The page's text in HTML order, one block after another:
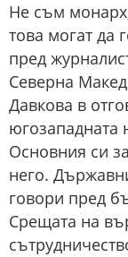
Не съм
това могат да
пред
Северна
Давкова в
Основния си
него.
говори пред
Срещата на